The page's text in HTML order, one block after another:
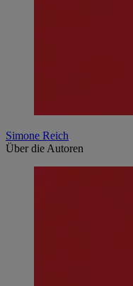
Simone Reich
Über die Autoren